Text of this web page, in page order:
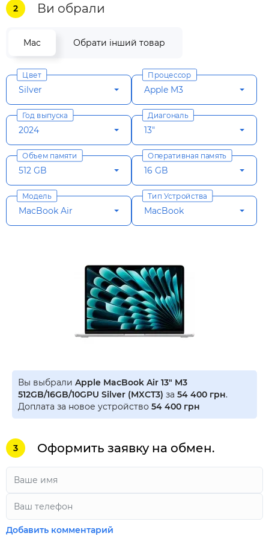
2 Ви обрали
Mac Обрати інший товар
Цвет
Silver
Процессор
Apple M3
Год выпуска
2024
Диагональ
13"
Объем памяти
512 GB
Оперативная память
16 GB
Модель
MacBook Air
Тип Устройства
MacBook
Вы выбрали Apple MacBook Air 13" M3
512GB/16GB/10GPU Silver (MXCT3) за 54 400 грн.
Доплата за новое устройство 54 400 грн
3 Оформить заявку на обмен.
Добавить комментарий